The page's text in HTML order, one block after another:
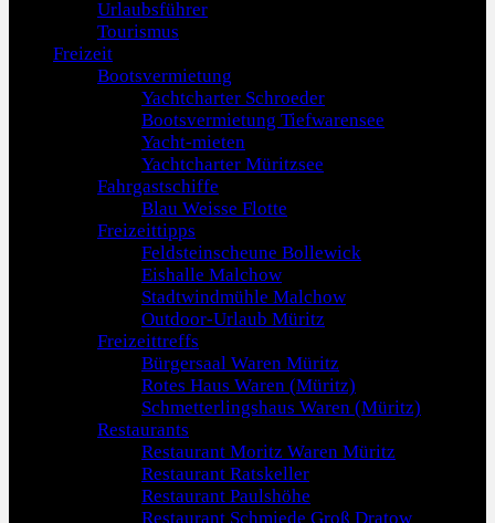
Urlaubsführer
Tourismus
Freizeit
Bootsvermietung
Yachtcharter Schroeder
Bootsvermietung Tiefwarensee
Yacht-mieten
Yachtcharter Müritzsee
Fahrgastschiffe
Blau Weisse Flotte
Freizeittipps
Feldsteinscheune Bollewick
Eishalle Malchow
Stadtwindmühle Malchow
Outdoor-Urlaub Müritz
Freizeittreffs
Bürgersaal Waren Müritz
Rotes Haus Waren (Müritz)
Schmetterlingshaus Waren (Müritz)
Restaurants
Restaurant Moritz Waren Müritz
Restaurant Ratskeller
Restaurant Paulshöhe
Restaurant Schmiede Groß Dratow